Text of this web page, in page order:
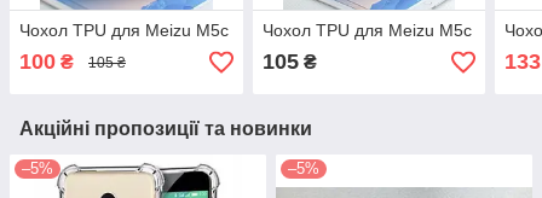
Чохол TPU для Meizu M5c
100 ₴ 105 ₴
Чохол TPU для Meizu M5c
105₴ 133
Акційні пропозиції та новинки
–5% –5%